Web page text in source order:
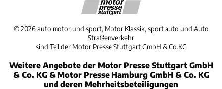
©2026 auto motor und sport, Motor Klassik, sport auto und Auto
Straßenverkehr
sind Teil der Motor Presse Stuttgart GmbH & Co.KG
Weitere Angebote der Motor Presse Stuttgart GmbH
& Co. KG & Motor Presse Hamburg GmbH & Co. KG
und deren Mehrheitsbeteiligungen